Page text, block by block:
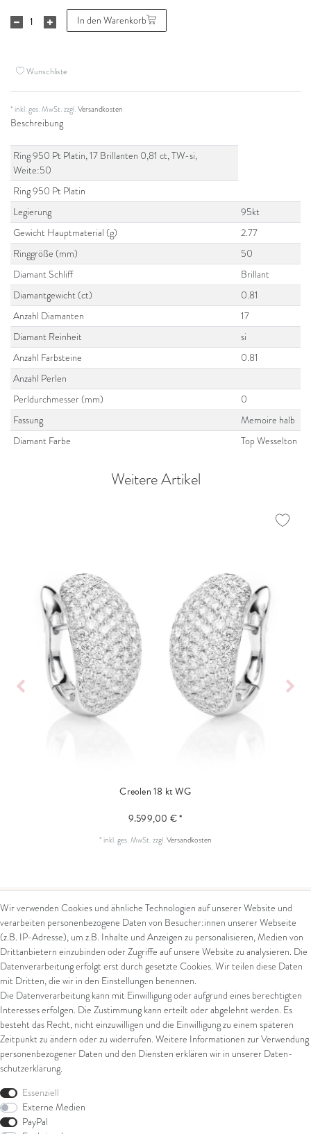
In den Warenkorb
Wunschliste
* inkl. ges. MwSt. zzgl.Versandkosten
Beschreibung
Ring 950 Pt Platin, 17 Brillanten 0,81 ct, TW-si,
Weite:50
Ring 950 Pt Platin
Legierung
95kt
Gewicht Hauptmaterial (g)
2.77
Ringgröße (mm)
50
Diamant Schliff
Brillant
Diamantgewicht (ct)
0.81
Anzahl Diamanten
17
Diamant Reinheit
si
Anzahl Farbsteine
0.81
Anzahl Perlen
Perldurchmesser (mm)
0
Fassung
Memoire halb
Diamant Farbe
Top Wesselton
Weitere Artikel
Creolen 18 kt WG
9.599,00 € *
* inkl. ges. MwSt.zzgl.Versandkosten
Kontakt
Kontaktformular
Arena in Arte GmbH
Marktgasse 2,
8600 Dübendorf
Tel: +41 44 821 60 40
E-Mail:info@goldschmiede-
arena.com
Rechtliches
AGB
Impressum
Datenschutz
Widerrufsrecht
Zahlung und Versand
Widerrufsformular
Wir verwenden Cookies und ähnliche Technologien auf unserer Website und
verarbeiten personenbezogene Daten von Besucher:innen unserer Webseite
(z.B. IP-Adresse), um z.B. Inhalte und Anzeigen zu personalisieren, Medien von
Drittanbietern einzubinden oder Zugriffe auf unsere Website zu analysieren. Die
Datenverarbeitung erfolgt erst durch gesetzte Cookies. Wir teilen diese Daten
mit Dritten, die wir in den Einstellungen benennen.
Die Datenverarbeitung kann mit Einwilligung oder aufgrund eines berechtigten
Interesses erfolgen. Die Zustimmung kann erteilt oder abgelehnt werden. Es
besteht das Recht, nicht einzuwilligen und die Einwilligung zu einem späteren
Zeitpunkt zu ändern oder zu widerrufen. Weitere Informationen zur Verwendung
personenbezogener Daten und den Diensten erklären wir in unserer Daten­
schutz­erklärung.
Essenziell
Externe Medien
PayPal